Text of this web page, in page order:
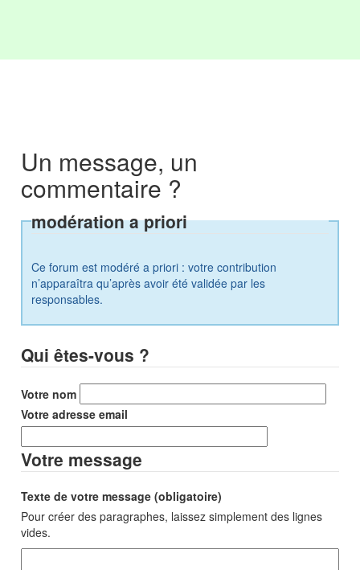
Un message, un
commentaire ?
modération a priori
Ce forum est modéré a priori : votre contribution
n’apparaîtra qu’après avoir été validée par les
responsables.
Qui êtes-vous ?
Votre nom
Votre adresse email
Votre message
Texte de votre message (obligatoire)
Pour créer des paragraphes, laissez simplement des lignes
vides.